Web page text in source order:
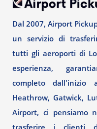
Dal 2007, Airport
un servizio di
tutti gli aeroporti di
esperienza,
completo
Heathrow, Gatwick,
Airport, ci pensiamo
trasferire i clienti